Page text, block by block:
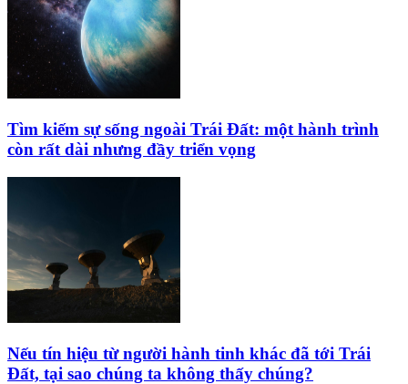
Tìm kiếm sự sống ngoài Trái Đất: một hành trình
còn rất dài nhưng đầy triển vọng
Nếu tín hiệu từ người hành tinh khác đã tới Trái
Đất, tại sao chúng ta không thấy chúng?